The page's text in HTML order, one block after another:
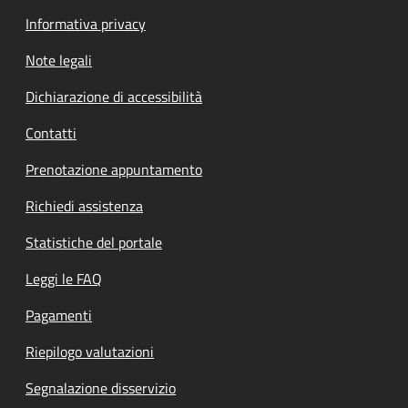
Informativa privacy
Note legali
Dichiarazione di accessibilità
Contatti
Prenotazione appuntamento
Richiedi assistenza
Statistiche del portale
Leggi le FAQ
Pagamenti
Riepilogo valutazioni
Segnalazione disservizio